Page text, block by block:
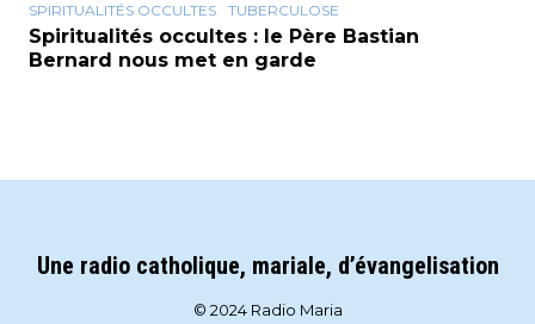
SPIRITUALITÉS OCCULTES
TUBERCULOSE
Spiritualités occultes : le Père Bastian
Bernard nous met en garde
Une radio catholique, mariale, d’évangelisation
© 2024 Radio Maria